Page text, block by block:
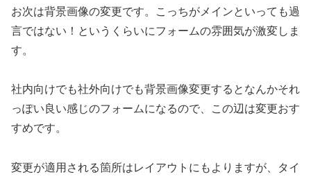
お次は背景画像の変更です。こっちがメインといっても過
言ではない！というくらいにフォームの雰囲気が激変しま
す。
社内向けでも社外向けでも背景画像変更するとなんかそれ
っぽい良い感じのフォームになるので、この辺は変更おす
すめです。
変更が適用される箇所はレイアウトにもよりますが、タイ